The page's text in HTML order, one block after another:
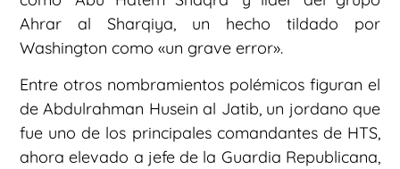
Ahrar al Sharqiya, un hecho tildado por
Washington como «un grave error».
Entre otros nombramientos polémicos figuran el
de Abdulrahman Husein al Jatib, un jordano que
fue uno de los principales comandantes de HTS,
ahora elevado a jefe de la Guardia Republicana,